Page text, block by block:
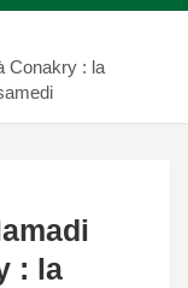
Conakry : la
: la